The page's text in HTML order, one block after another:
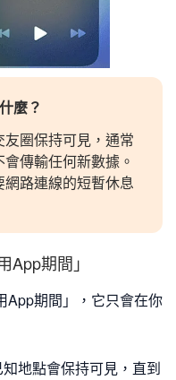
麼？
圈保持可見，通常
傳輸任何新數據。
路連線的短暫休息
App期間」
App期間」，它只會在你
地點會保持可見，直到